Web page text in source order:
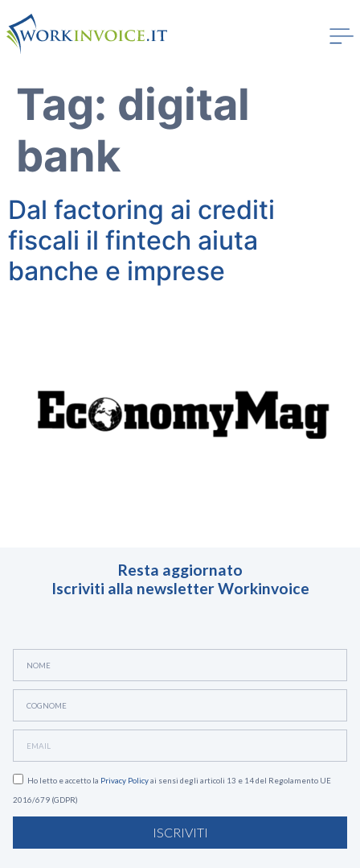
Workinvoice
Partner
Investitori
Tag: digital
bank
Dal factoring ai crediti
fiscali il fintech aiuta
banche e imprese
Resta aggiornato
Iscriviti alla newsletter Workinvoice
Ho letto e accetto la Privacy Policyai sensi degli articoli 13 e 14 del Regolamento UE
2016/679 (GDPR)
ISCRIVITI